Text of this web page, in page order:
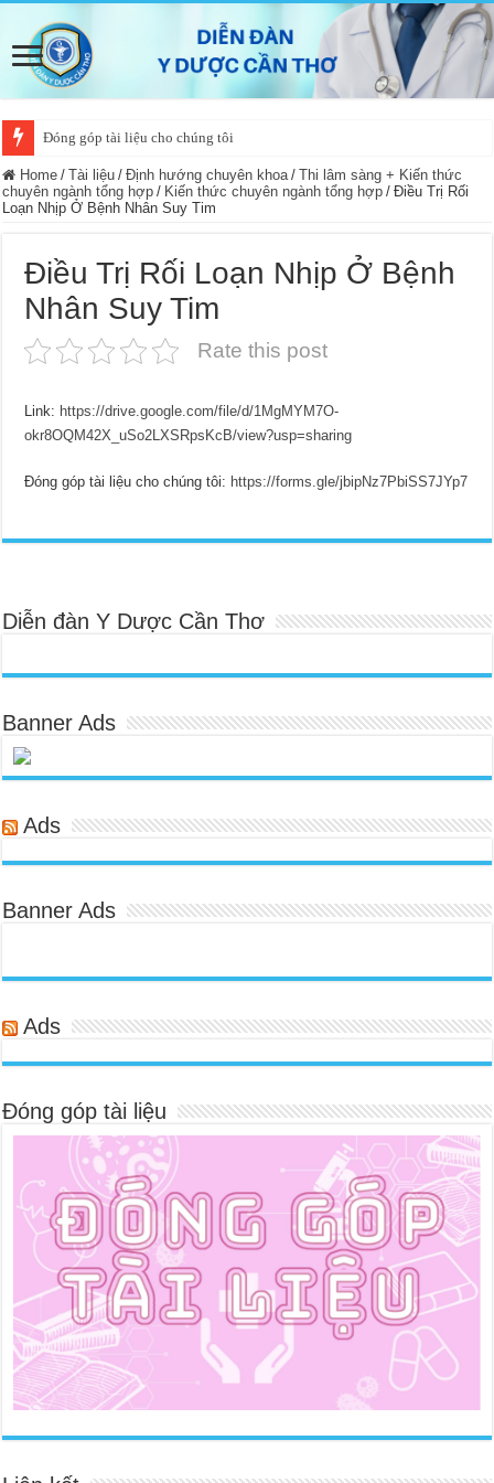
Đóng góp tài liệu cho chúng tôi
Home / Tài liệu / Định hướng chuyên khoa / Thi lâm sàng + Kiến thức
chuyên ngành tổng hợp / Kiến thức chuyên ngành tổng hợp / Điều Trị Rối
Loạn Nhịp Ở Bệnh Nhân Suy Tim
Điều Trị Rối Loạn Nhịp Ở Bệnh
Nhân Suy Tim
Rate this post
Link: https://drive.google.com/file/d/1MgMYM7O-
okr8OQM42X_uSo2LXSRpsKcB/view?usp=sharing
Đóng góp tài liệu cho chúng tôi: https://forms.gle/jbipNz7PbiSS7JYp7
Diễn đàn Y Dược Cần Thơ
Banner Ads
Ads
Banner Ads
Ads
Đóng góp tài liệu